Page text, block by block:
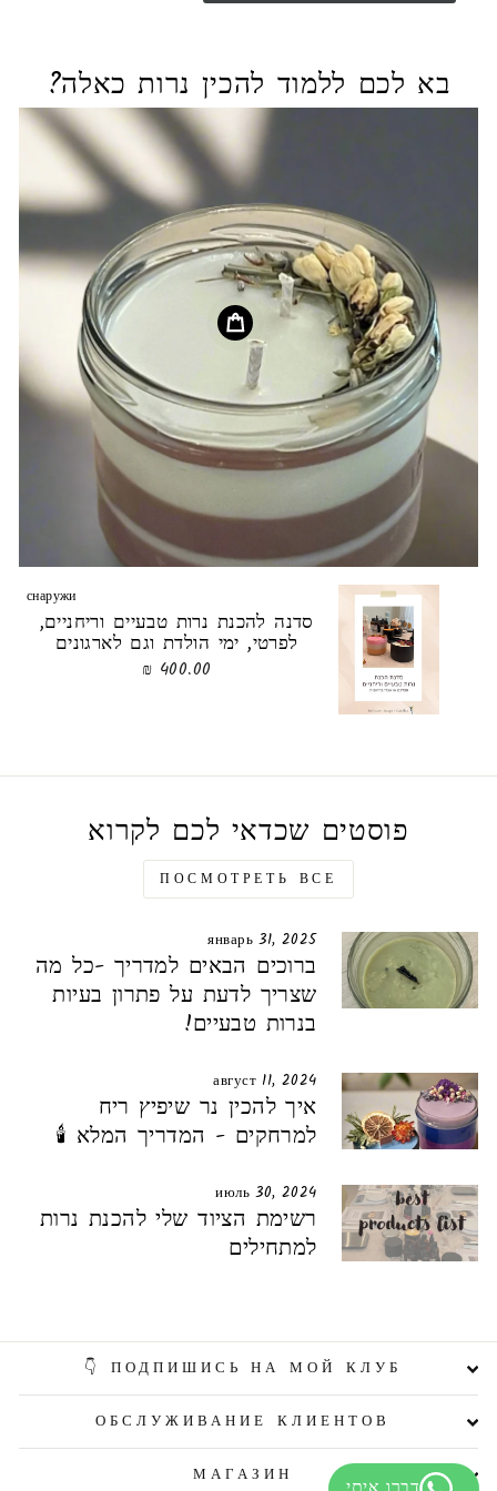
בא לכם ללמוד להכין נרות כאלה?
снаружи
סדנה להכנת נרות טבעיים וריחניים,
לפרטי, ימי הולדת וגם לארגונים
400.00 ₪
פוסטים שכדאי לכם לקרוא
ПОСМОТРЕТЬ ВСЕ
январь 31, 2025
ברוכים הבאים למדריך -כל מה
שצריך לדעת על פתרון בעיות
בנרות טבעיים!
август 11, 2024
איך להכין נר שיפיץ ריח
למרחקים - המדריך המלא 🕯️
июль 30, 2024
רשימת הציוד שלי להכנת נרות
למתחילים
ПОДПИШИСЬ НА МОЙ КЛУБ 👇
ОБСЛУЖИВАНИЕ КЛИЕНТОВ
МАГАЗИН